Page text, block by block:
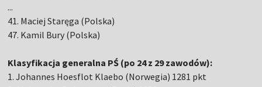
...
41. Maciej Staręga (Polska)
47. Kamil Bury (Polska)
Klasyfikacja generalna PŚ (po 24 z 29 zawodów):
1. Johannes Hoesflot Klaebo (Norwegia) 1281 pkt